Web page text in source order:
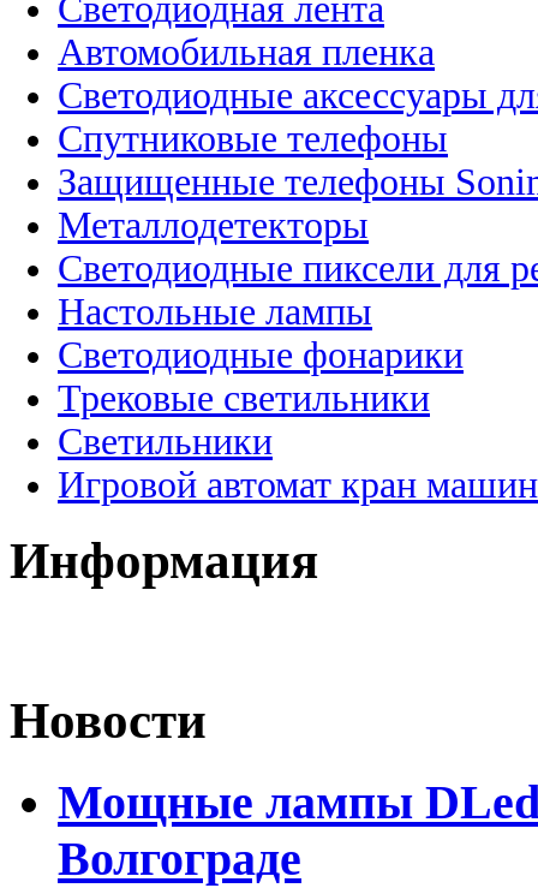
Светодиодная лента
Автомобильная пленка
Светодиодные аксессуары
Спутниковые телефоны
Защищенные телефоны
Металлодетекторы
Светодиодные пиксели для
Настольные лампы
Светодиодные фонарики
Трековые светильники
Светильники
Игровой автомат кран
Информация
Новости
Мощные лампы DLed
Волгограде